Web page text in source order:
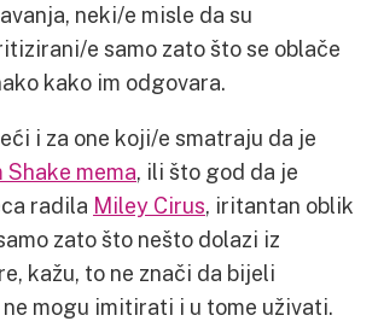
neki/e misle da su
e samo zato što se oblače
kako im odgovara.
i za one koji/e smatraju da je
Shake mema, ili što god da je
radila Miley Cirus, iritantan oblik
zato što nešto dolazi iz
kažu, to ne znači da bijeli
mogu imitirati i u tome uživati.